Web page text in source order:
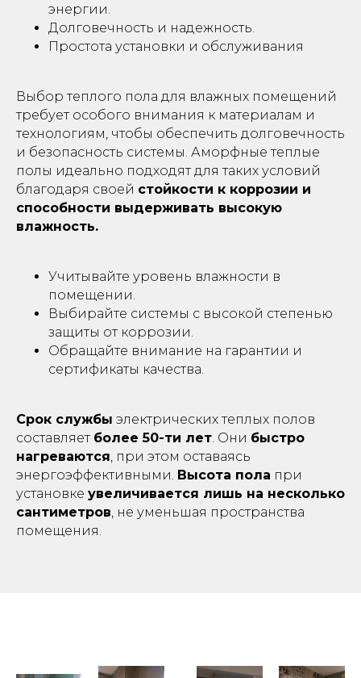
энергии.
Долговечность и надежность.
Простота установки и обслуживания
Выбор теплого пола для влажных помещений
требует особого внимания к материалам и
технологиям, чтобы обеспечить долговечность
и безопасность системы. Аморфные теплые
полы идеально подходят для таких условий
благодаря своей стойкости к коррозии и
способности выдерживать высокую
влажность.
Учитывайте уровень влажности в
помещении.
Выбирайте системы с высокой степенью
защиты от коррозии.
Обращайте внимание на гарантии и
сертификаты качества.
Срок службы электрических теплых полов
составляет более 50-ти лет. Они быстро
нагреваются, при этом оставаясь
энергоэффективными. Высота пола при
установке увеличивается лишь на несколько
сантиметров, не уменьшая пространства
помещения.